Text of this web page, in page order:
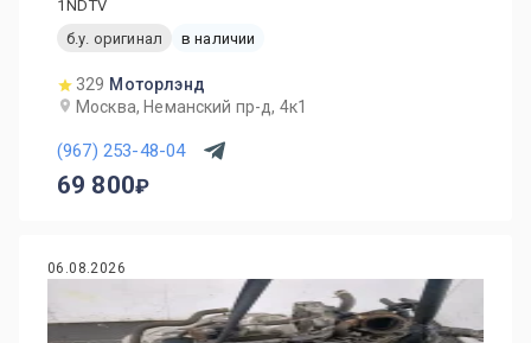
1NDTV
б.у. оригинал
в наличии
329 Моторлэнд
Москва, Неманский пр-д, 4к1
(967) 253-48-04
69 800
06.08.2026